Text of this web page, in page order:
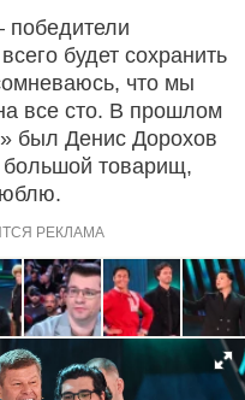
победители
будет сохранить
что мы
все сто. В прошлом
был Денис Дорохов
большой товарищ,